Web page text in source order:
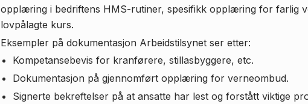
opplæring i bedriftens HMS-rutiner, spesifikk opplæring for farlig
lovpålagte kurs.
Eksempler på dokumentasjon Arbeidstilsynet ser etter:
Kompetansebevis for kranførere, stillasbyggere, etc.
Dokumentasjon på gjennomført opplæring for verneombud.
Signerte bekreftelser på at ansatte har lest og forstått viktige